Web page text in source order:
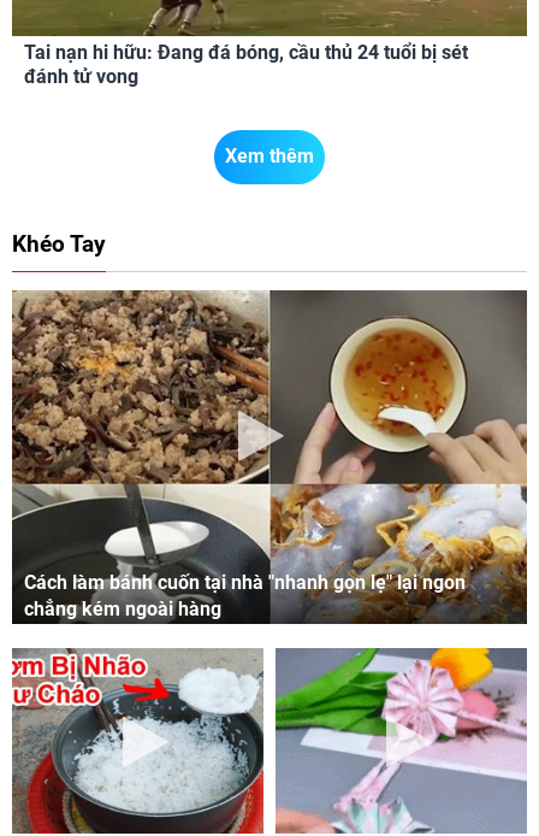
Tai nạn hi hữu: Đang đá bóng, cầu thủ 24 tuổi bị sét
đánh tử vong
Xem thêm
Khéo Tay
Cách làm bánh cuốn tại nhà "nhanh gọn lẹ" lại ngon
chẳng kém ngoài hàng